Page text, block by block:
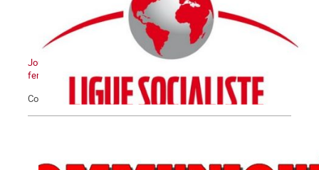
Journée Internationale pour l'élimination de la violence contre les
femmes
Communiqué du 25 novembre 2020